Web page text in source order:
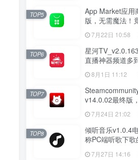
App Market应用
版，无需魔法！
厂出品？
7月22日 10:58
TOP5
星河
直播神器频道多
8月1日 11:12
TOP6
v14.0.02最终版
家必备的网络工具
7月24日 21:02
TOP7
倾听音乐v1.0.4
称PC端听歌下
7月27日 14:16
TOP8